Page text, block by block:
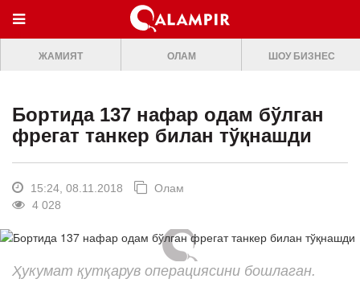
МЕНЮ
ONLINE TV
ЖАМИЯТ
ШОУ-БИЗНЕС
Клип
ЖАМИЯТ ОЛАМ ШОУ БИЗНЕС
Бортида 137 нафар одам бўлган
фрегат танкер билан тўқнашди
15:24, 08.11.2018
Олам
4 028
Ҳукумат қутқарув операциясини бошлаган.